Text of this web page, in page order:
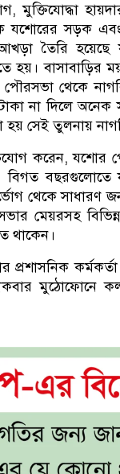
মুক্তিযোদ্ধা
যশোরের সড়ক
আখড়া তৈরি
বাসাবাড়ির
থেকে
না দিলে অনেক
সেই তুলনায়
করেন, যশোর
বিগত
থেকে সাধারণ
মেয়রসহ বিভিন্ন
থাকেন।
মুঠোফোনে